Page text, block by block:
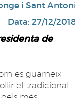
i Sant
Data: 27/12/
de
es guarneix
el tradicional